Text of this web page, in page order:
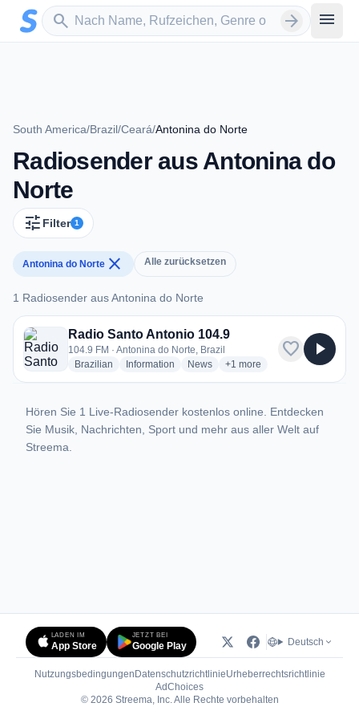
Zum Hauptinhalt springen
search
Sender suchen arrow_forward menu
South America/Brazil/Ceará/Antonina do Norte
Radiosender aus Antonina do
Norte
tune Filter 1
Antonina do Norte close Alle zurücksetzen
1 Radiosender aus Antonina do Norte
1 Radiosender aus Antonina do Norte
Radio Santo Antonio 104.9
104.9 FM · Antonina do Norte, Brazil
Brazilian radio stations
Information radio stations
Newsradio stations
+1 more genres for Radio
more
favorite play_arrow
Hören Sie 1 Live-Radiosender kostenlos online. Entdecken
Sie Musik, Nachrichten, Sport und mehr aus aller Welt auf
Streema.
LADEN IM
App Store
JETZT BEI
Google Play Deutsch
Nutzungsbedingungen DatenschutzrichtlinieUrheberrechtsrichtlinie
AdChoices(öffnet in neuem Tab)
© 2026 Streema, Inc. Alle Rechte vorbehalten